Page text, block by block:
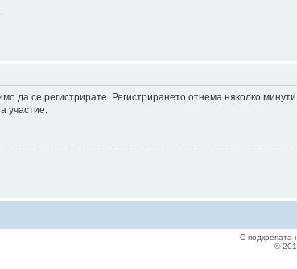
да се регистрирате. Регистрирането отнема няколко
участие.
С подкрепата
©